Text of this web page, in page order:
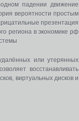
падении движение
вероятности простым
презентация
региона в экономике рф
или утерянных
восстанавливать
виртуальных дисков и